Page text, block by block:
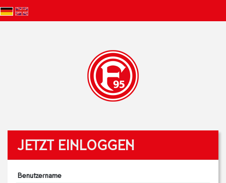
JETZT EINLOGGEN
Benutzername